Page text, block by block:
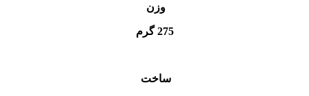
وزن
275 گرم
ساخت